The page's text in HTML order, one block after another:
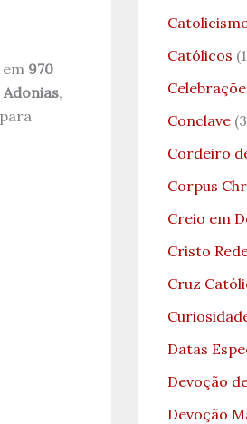
970
Adonias,
Católicos
Conclave
Cordeiro
Corpus
Creio em
Cristo
Cruz
Datas
Devoção
Devoção